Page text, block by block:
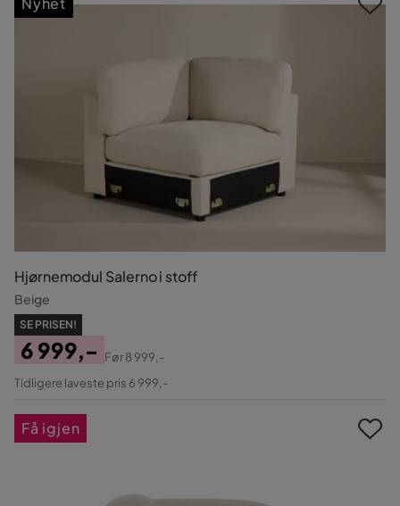
Hjørnemodul Salerno i stoff
Beige
SE PRISEN!
Pris
6 999,-
Original
Før8 999,-
Tidligere laveste pris 6 999,-
Få igjen